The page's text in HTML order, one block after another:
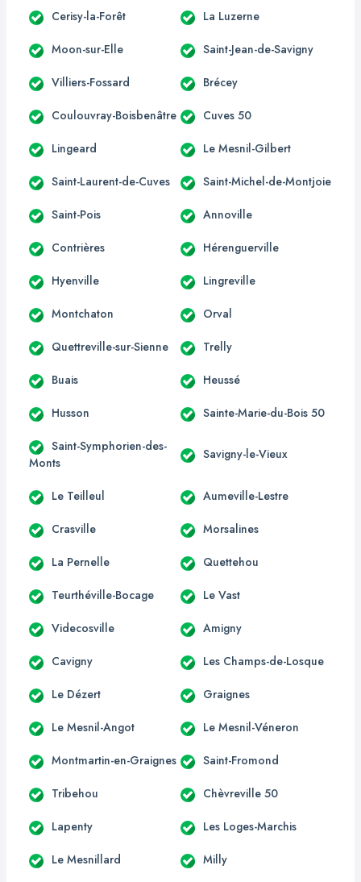
Cerisy-la-Forêt La Luzerne
Moon-sur-Elle Saint-Jean-de-Savigny
Villiers-Fossard Brécey
Coulouvray-Boisbenâtre Cuves 50
Lingeard Le Mesnil-Gilbert
Saint-Laurent-de-Cuves Saint-Michel-de-Montjoie
Saint-Pois Annoville
Contrières Hérenguerville
Hyenville Lingreville
Montchaton Orval
Quettreville-sur-Sienne Trelly
Buais Heussé
Husson Sainte-Marie-du-Bois 50
Saint-Symphorien-des-
Monts
Savigny-le-Vieux
Le Teilleul Aumeville-Lestre
Crasville Morsalines
La Pernelle Quettehou
Teurthéville-Bocage Le Vast
Videcosville Amigny
Cavigny Les Champs-de-Losque
Le Dézert Graignes
Le Mesnil-Angot Le Mesnil-Véneron
Montmartin-en-Graignes Saint-Fromond
Tribehou Chèvreville 50
Lapenty Les Loges-Marchis
Le Mesnillard Milly